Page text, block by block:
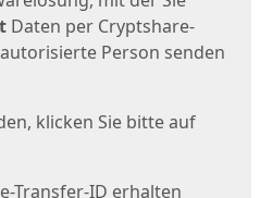
Daten per Cryptshare-
Person senden
klicken Sie bitte auf
Transfer-ID erhalten